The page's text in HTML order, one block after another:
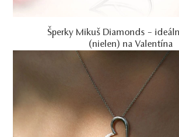
Šperky Mikuš Diamonds –
(nielen) na Valentína